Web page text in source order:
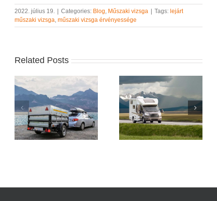
2022. július 19. Categories: Blog, Műszaki vizsga Tags: lejárt
műszaki vizsga, műszaki vizsga érvényessége
Related Posts
Guruló otthon a
vizsgapadon – Hogyan
bukhat meg a lakóautó
egy gázcső miatt?
A műszaki vizsga díja
megnövekedett